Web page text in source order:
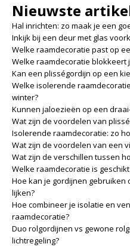
Nieuwste
Hal inrichten: zo maak je een
Inkijk bij een deur met glas
Welke raamdecoratie past op
Welke raamdecoratie blokkeert
Kan een plisségordijn op een
Welke isolerende
winter?
Kunnen jaloezieën op een
Wat zijn de voordelen van
Isolerende raamdecoratie: zo
Wat zijn de voordelen van een
Wat zijn de verschillen tussen
Welke raamdecoratie is
Hoe kan je gordijnen gebruiken
lijken?
Hoe combineer je isolatie en
raamdecoratie?
Duo rolgordijnen vs gewone
lichtregeling?